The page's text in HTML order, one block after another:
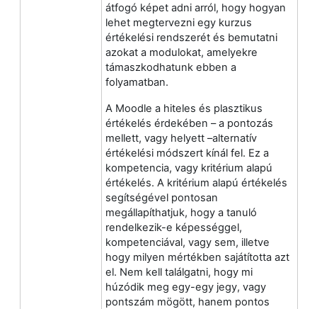
átfogó képet adni arról, hogy hogyan
lehet megtervezni egy kurzus
értékelési rendszerét és bemutatni
azokat a modulokat, amelyekre
támaszkodhatunk ebben a
folyamatban.
A Moodle a hiteles és plasztikus
értékelés érdekében – a pontozás
mellett, vagy helyett –alternatív
értékelési módszert kínál fel. Ez a
kompetencia, vagy kritérium alapú
értékelés. A kritérium alapú értékelés
segítségével pontosan
megállapíthatjuk, hogy a tanuló
rendelkezik-e képességgel,
kompetenciával, vagy sem, illetve
hogy milyen mértékben sajátította azt
el. Nem kell találgatni, hogy mi
húzódik meg egy-egy jegy, vagy
pontszám mögött, hanem pontos